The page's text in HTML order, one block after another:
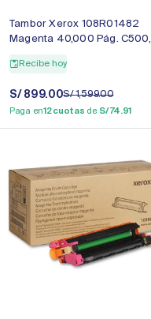
Tambor Xerox 108R01482
Magenta 40,000 Pág. C500,
Recibe hoy
Precio
de
venta
S/ 899.00
Precio
regular
S/ 1,599.00
Paga en12 cuotas de S/ 74.91